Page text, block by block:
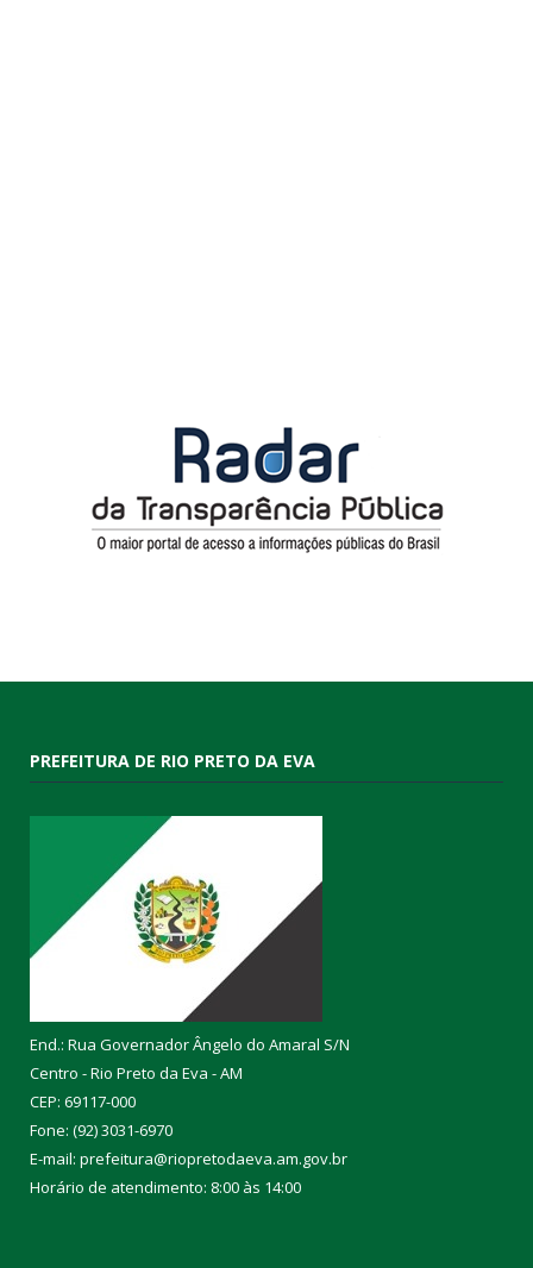
PREFEITURA DE RIO PRETO DA EVA
End.: Rua Governador Ângelo do Amaral S/N
Centro - Rio Preto da Eva - AM
CEP: 69117-000
Fone: (92) 3031-6970
E-mail: prefeitura@riopretodaeva.am.gov.br
Horário de atendimento: 8:00 às 14:00